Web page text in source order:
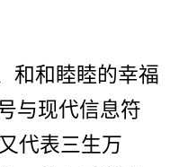
和和睦睦的幸福
与现代信息符
代表三生万